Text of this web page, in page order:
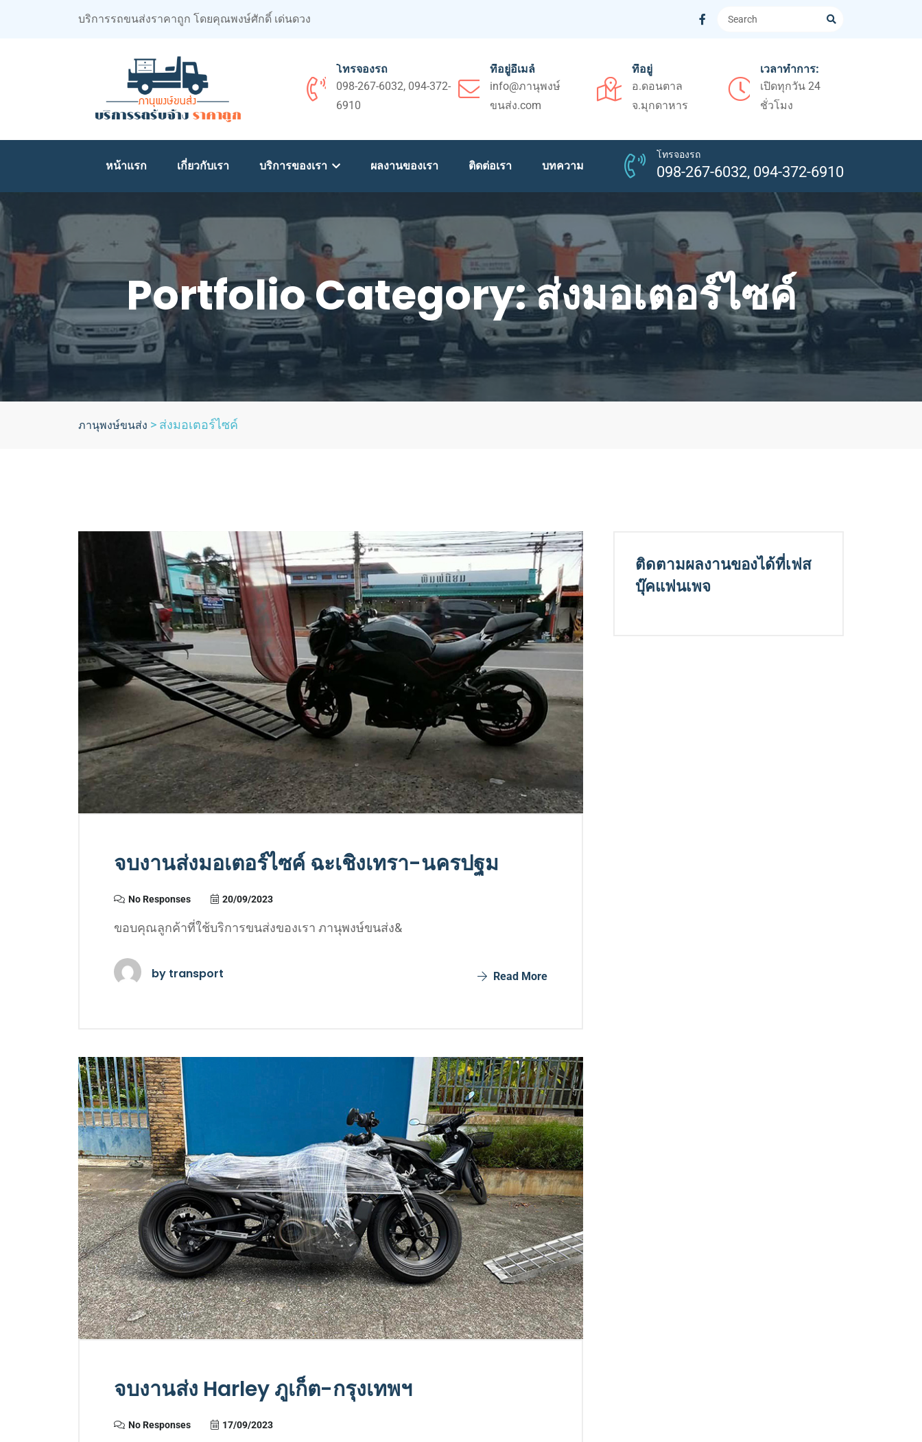
บริการรถขนส่งราคาถูก โดยคุณพงษ์ศักดิ์ เด่นดวง
โทรจองรถ
098-267-6032, 094-372-
6910
ที่อยู่อีเมล์
info@ภานุพงษ์
ขนส่ง.com
ที่อยู่
อ.ดอนตาล
จ.มุกดาหาร
เวลาทำการ:
เปิดทุกวัน 24
ชั่วโมง
หน้าแรก เกี่ยวกับเรา บริการของเรา ผลงานของเรา ติดต่อเรา บทความ
โทรจองรถ
098-267-6032, 094-372-6910
Portfolio Category:ส่งมอเตอร์ไซค์
ภานุพงษ์ขนส่ง > ส่งมอเตอร์ไซค์
จบงานส่งมอเตอร์ไซค์ ฉะเชิงเทรา-นครปฐม
No Responses 20/09/2023
ขอบคุณลูกค้าที่ใช้บริการขนส่งของเรา ภานุพงษ์ขนส่ง&
by transport Read More
จบงานส่ง Harley ภูเก็ต-กรุงเทพฯ
No Responses 17/09/2023
ติดตามผลงานของได้ที่เฟส
บุ๊คแฟนเพจ